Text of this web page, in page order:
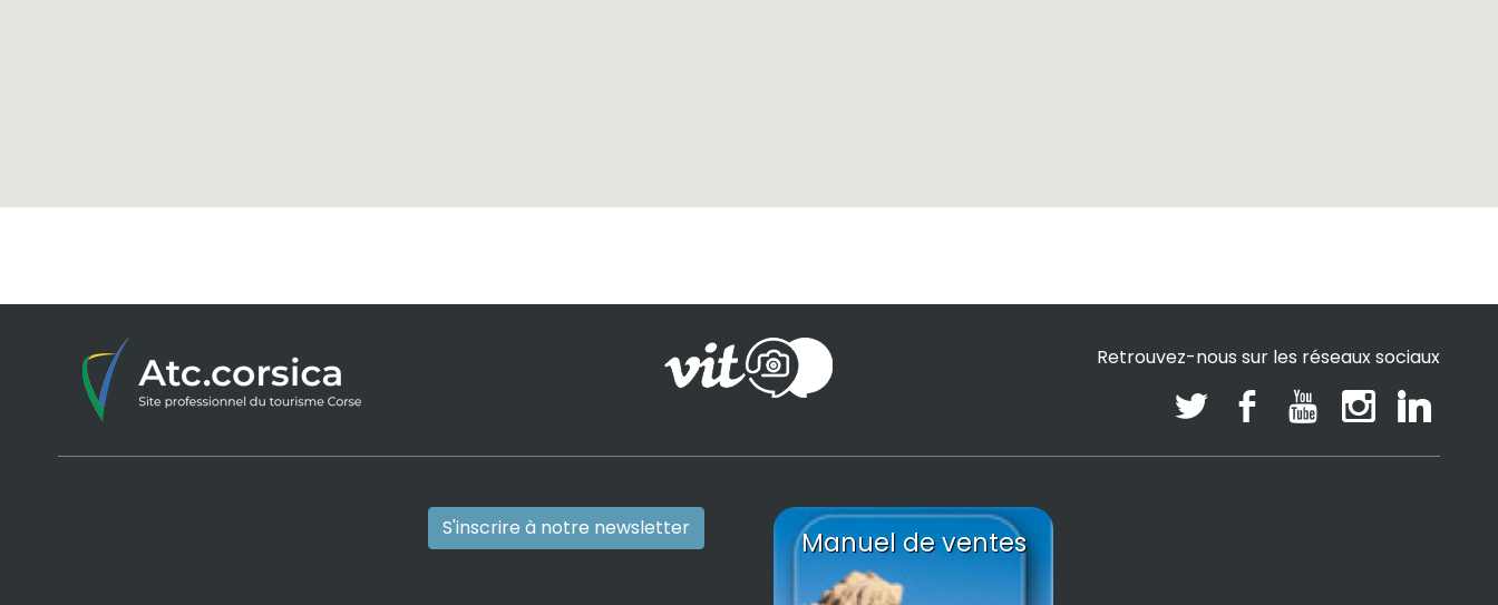
Retrouvez-nous sur les réseaux sociaux
S'inscrire à notre newsletter Manuel de ventes